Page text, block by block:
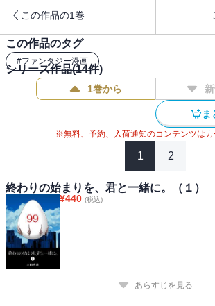
この作品の1巻
この作品のタグ
#ファンタジー漫画
シリーズ作品(14件)
1巻から
ま
※無料、予約、入荷通知のコンテンツはカ
1 2
終わりの始まりを、君と一緒に。（１）
¥440 (税込)
あらすじを見る